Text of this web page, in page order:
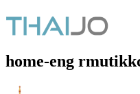
home-eng